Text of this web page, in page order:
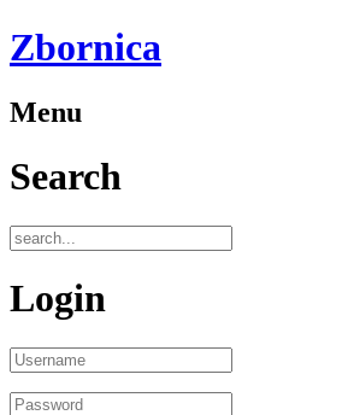
Zbornica
Menu
Search
Login